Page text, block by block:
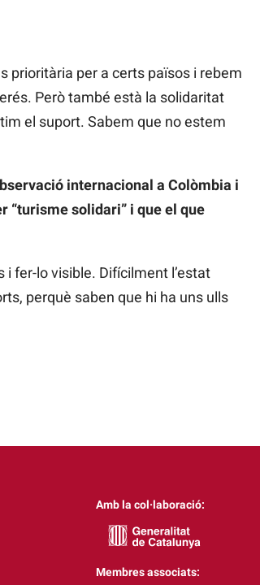
prioritària per a certs països i rebem
Però també està la solidaritat
el suport. Sabem que no estem
internacional a Colòmbia i
“turisme solidari” i que el que
fer-lo visible. Difícilment l’estat
perquè saben que hi ha uns ulls
Amb la col·laboració:
Membres associats: